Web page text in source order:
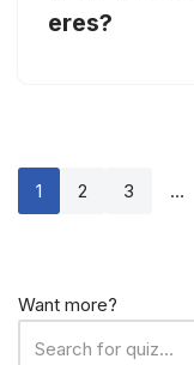
eres?
1 2 3 …
Want more?